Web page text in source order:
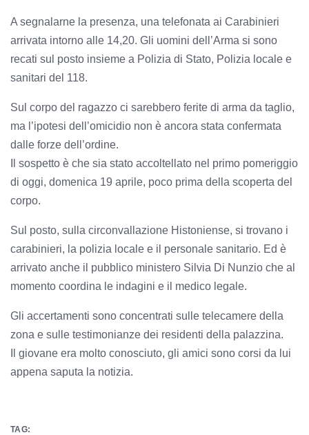
A segnalarne la presenza, una telefonata ai Carabinieri
arrivata intorno alle 14,20. Gli uomini dell’Arma si sono
recati sul posto insieme a Polizia di Stato, Polizia locale e
sanitari del 118.
Sul corpo del ragazzo ci sarebbero ferite di arma da taglio,
ma l’ipotesi dell’omicidio non è ancora stata confermata
dalle forze dell’ordine.
Il sospetto è che sia stato accoltellato nel primo pomeriggio
di oggi, domenica 19 aprile, poco prima della scoperta del
corpo.
Sul posto, sulla circonvallazione Histoniense, si trovano i
carabinieri, la polizia locale e il personale sanitario. Ed è
arrivato anche il pubblico ministero Silvia Di Nunzio che al
momento coordina le indagini e il medico legale.
Gli accertamenti sono concentrati sulle telecamere della
zona e sulle testimonianze dei residenti della palazzina.
Il giovane era molto conosciuto, gli amici sono corsi da lui
appena saputa la notizia.
TAG: